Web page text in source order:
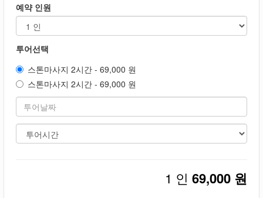
예약 인원
투어선택
스톤마사지 2시간 - 69,000 원
스톤마사지 2시간 - 69,000 원
1 인 69,000 원